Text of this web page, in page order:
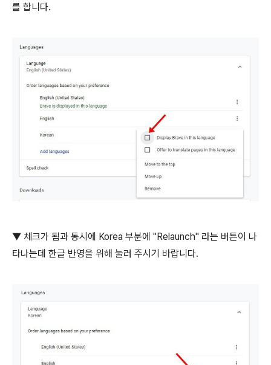
를 합니다.
▼ 체크가 됨과 동시에 Korea 부분에 "Relaunch" 라는 버튼이 나
타나는데 한글 반영을 위해 눌러 주시기 바랍니다.